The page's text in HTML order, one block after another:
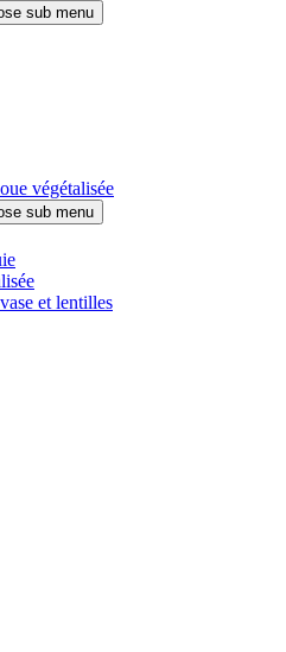
sub menu
végétalisée
sub menu
et lentilles